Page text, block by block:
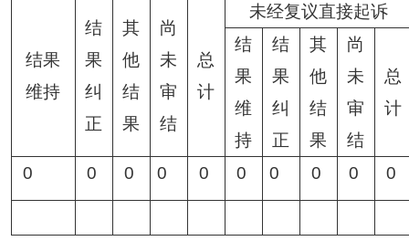
结果
维持
结
果
纠
正
其
他
结
果
尚
未
审
结
总
计
未经复议直接起诉
结
果
维
持
结
果
纠
正
其
他
结
果
尚
未
审
结
总
计
0 0 0 0 0 0 0 0 0 0